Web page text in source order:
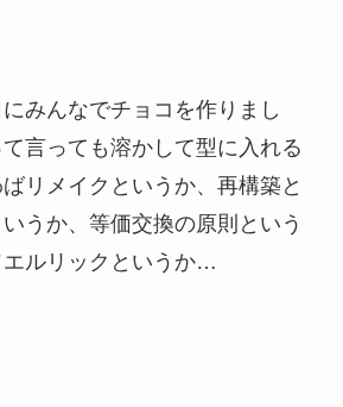
みんなでチョコを作りまし
言っても溶かして型に入れる
リメイクというか、再構築と
うか、等価交換の原則という
ルリックというか…